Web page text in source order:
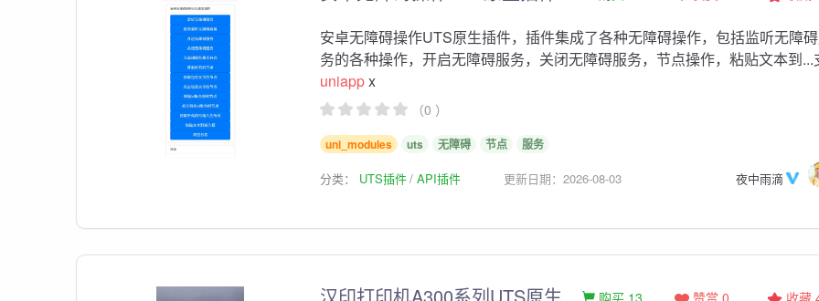
安卓无障碍操作UTS原生插件，插件集成了各种无障碍操作，包括监听无障
务的各种操作，开启无障碍服务，关闭无障碍服务，节点操作，粘贴文本到...
uniappx
（0 ）
uni_modules uts 无障碍 节点 服务
分类： UTS插件 API插件 更新日期：2026-08-03 夜中雨滴
收藏
赞赏 0
购买 13